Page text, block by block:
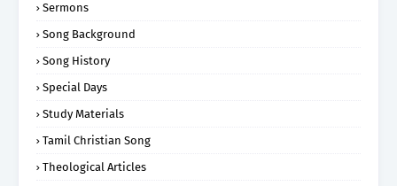
Sermons
Song Background
Song History
Special Days
Study Materials
Tamil Christian Song
Theological Articles